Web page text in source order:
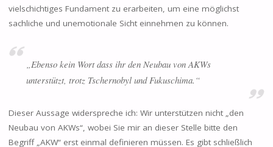
vielschichtiges Fundament zu erarbeiten, um eine möglichst
sachliche und unemotionale Sicht einnehmen zu können.
„Ebenso kein Wort dass ihr den Neubau von AKWs
unterstützt, trotz Tschernobyl und Fukuschima.“
Dieser Aussage widerspreche ich: Wir unterstützen nicht „den
Neubau von AKWs“, wobei Sie mir an dieser Stelle bitte den
Begriff „AKW“ erst einmal definieren müssen. Es gibt schließlich